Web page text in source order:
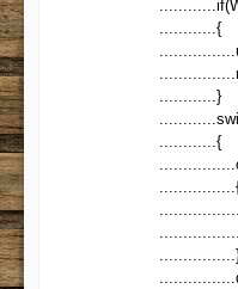
............{
............}
............{
................
................
................
................